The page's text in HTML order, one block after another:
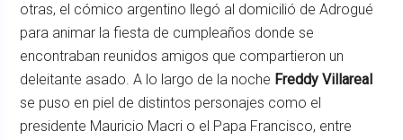
otras, el cómico argentino llegó al domicilió de Adrogué
para animar la fiesta de cumpleaños donde se
encontraban reunidos amigos que compartieron un
deleitante asado. A lo largo de la noche Freddy Villareal
se puso en piel de distintos personajes como el
presidente Mauricio Macri o el Papa Francisco, entre